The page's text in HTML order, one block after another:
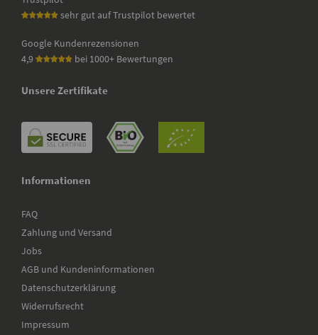
sehr gut auf Trustpilot bewertet
Google Kundenrezensionen
4,9
bei 1000+ Bewertungen
Unsere Zertifikate
Informationen
FAQ
Zahlung und Versand
Jobs
AGB und Kundeninformationen
Datenschutzerklärung
Widerrufsrecht
Impressum